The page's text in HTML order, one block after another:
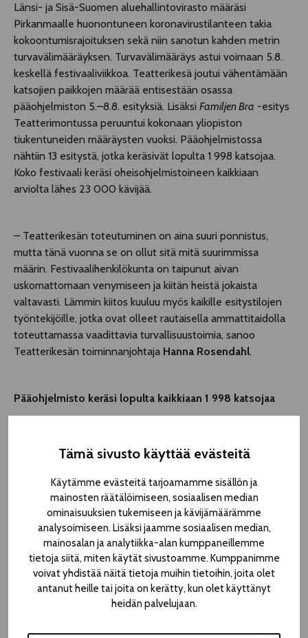
Tämä sivusto käyttää evästeitä
Käytämme evästeitä tarjoamamme sisällön ja
mainosten räätälöimiseen, sosiaalisen median
ominaisuuksien tukemiseen ja kävijämäärämme
analysoimiseen. Lisäksi jaamme sosiaalisen median,
mainosalan ja analytiikka-alan kumppaneillemme
tietoja siitä, miten käytät sivustoamme. Kumppanimme
voivat yhdistää näitä tietoja muihin tietoihin, joita olet
antanut heille tai joita on kerätty, kun olet käyttänyt
heidän palvelujaan.
Länsi- ja Sisä-Suomen aluehallintovirasto määräsi
Pirkanmaalle huonontuneen koronavirustilanteen takia
kokoontumisrajoituksen sekä niin sanotun kahden metrin
turvavälimääräyksen. Turvavälimääräys astui voimaan 5.8.
keskellä festivaaliviikkoa. Teatterikesä joutui vähentämään
katsojien paikkojen määrää entisestään osassa
pääohjelmiston 5.–8.8. esityksiä. Lisäksi Familjen Bra -esitys
Teatterimontussa peruuntui kokonaan yliopiston
tiukentuneiden määräysten vuoksi. Pääohjelmistossa
nähtiin 13 esitystä, jotka keräsivät lopulta 1 998 katsojaa.
Koko festivaali keräsi oheisohjelmistoineen kaikkiaan
arviolta lähes 23 000 kävijää.
– Teatterikesän toteutuminen on aina suuri ponnistus,
mutta tänä vuonna se on ollut sitä mitä suurimmissa
määrin. Festivaalihenkilökunta on taipunut aivan
uskomattomaan venymiseen ja kiitän heistä jokaista
valtavasti. Lämmin kiitos kuuluu myös kaikille esitystilojen
työntekijöille, jotka ovat olleet rautaisella ammattitaidolla
toteuttamassa vaadittavia turvallisuustoimia, sanoo
Teatterikesän toiminnanjohtaja Hanna Rosendahl.
Pääohjelmisto keräsi lopulta kaikkiaan 1 998 katsojaa
loppuunmyyty. Jos pääohjelmiston näytökset olisi voitu
toteuttaa ennalta suunnitellun mukaisesti 50 prosentin
täyttökapasiteetilla koko viikon ajan, yleisöä olisi voitu
ottaa katsomoihin noin 4 000. Nyt esityksiä pääsi
seuraamaan 1 998 katsojaa.
Ensimmäistä kertaa G Livelab -musiikkiklubilla järjestetty
TelttaLab-ohjelmisto keräsi 879 katsojaa. Esityksiä nähtiin
yhteensä 10, joista seitsemän oli loppuunmyyty.
Yleisölle avoin festivaalin avajaistilaisuus järjestettiin